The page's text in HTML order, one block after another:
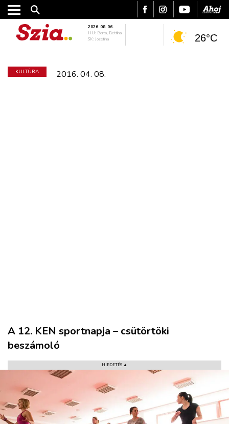
2026. 08. 06.
HU: Berta, Bettina
SK: Jozefína
26°C
KULTÚRA 2016. 04. 08.
A 12. KEN sportnapja – csütörtöki
beszámoló
HIRDETÉS ▲